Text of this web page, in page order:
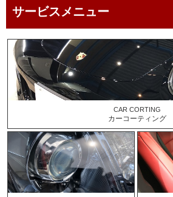
サービスメニュー
CAR CORTING
カーコーティング